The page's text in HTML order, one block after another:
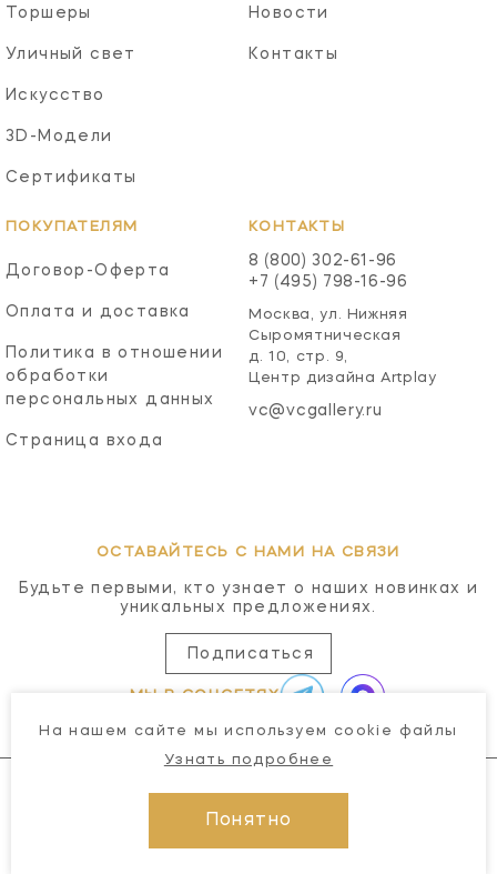
Торшеры
Уличный свет
Искусство
3D-Модели
Сертификаты
Новости
Контакты
ПОКУПАТЕЛЯМ
Договор-Оферта
Оплата и доставка
Политика в отношении
обработки
персональных данных
Страница входа
КОНТАКТЫ
8 (800) 302-61-96
+7 (495) 798-16-96
Москва, ул. Нижняя
Сыромятническая
д. 10, стр. 9,
Центр дизайна Artplay
vc@vcgallery.ru
ОСТАВАЙТЕСЬ С НАМИ НА СВЯЗИ
Будьте первыми, кто узнает о наших новинках и
уникальных предложениях.
Подписаться
МЫ В СОЦСЕТЯХ
На нашем сайте мы используем cookie файлы
Узнать подробнее
Понятно